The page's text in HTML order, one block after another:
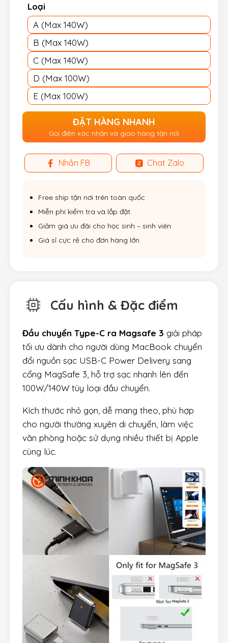
Loại
A (Max 140W)
B (Max 140W)
C (Max 140W)
D (Max 100W)
E (Max 100W)
ĐẶT HÀNG NHANH
Gọi điện xác nhận và giao hàng tận nơi
Nhắn FB Chat Zalo
Free ship tận nơi trên toàn quốc
Miễn phí kiểm tra và lắp đặt
Giảm giá ưu đãi cho học sinh – sinh viên
Giá sỉ cực rẻ cho đơn hàng lớn
Cấu hình & Đặc điểm
Đầu chuyển Type-C ra Magsafe 3 giải pháp
tối ưu dành cho người dùng MacBook chuyển
đổi nguồn sạc USB-C Power Delivery sang
cổng MagSafe 3, hỗ trợ sạc nhanh lên đến
100W/140W tùy loại đầu chuyển.
Kích thước nhỏ gọn, dễ mang theo, phù hợp
cho người thường xuyên di chuyển, làm việc
văn phòng hoặc sử dụng nhiều thiết bị Apple
cùng lúc.